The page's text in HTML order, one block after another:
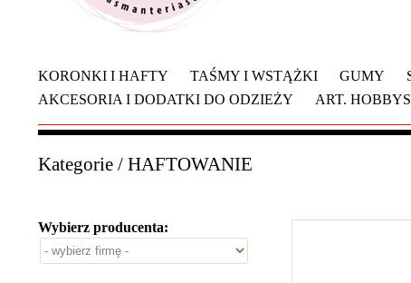
KORONKI I HAFTY TAŚMY I WSTĄŻKI GUMY
AKCESORIA I DODATKI DO ODZIEŻY
ART.
Kategorie / HAFTOWANIE
Wybierz producenta: